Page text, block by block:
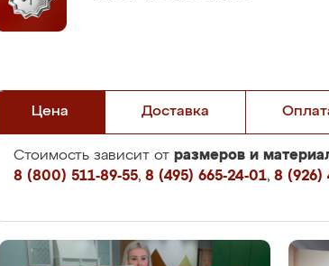
Цена Доставка
Стоимость зависит от размеров и
8 (800) 511-89-55, 8 (495) 665-24-01, 8 (926)